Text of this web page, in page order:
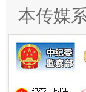
习近
本传媒